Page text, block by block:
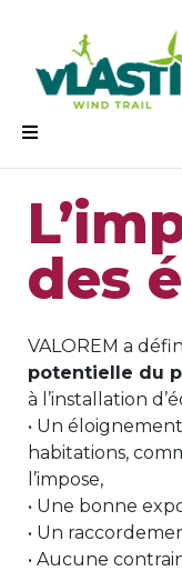
des
VALOREM a
potentielle du
à l’installation
• Un
habitations,
l’impose,
• Une bonne
• Un
• Aucune